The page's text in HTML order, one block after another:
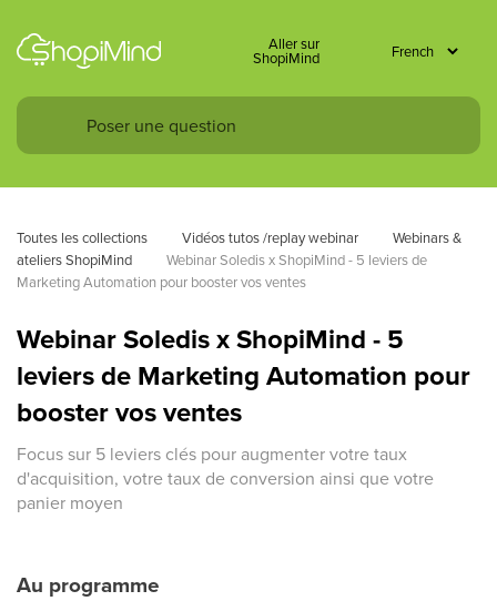
Aller sur
ShopiMind
Toutes les collections Vidéos tutos /replay webinar
Webinars &
ateliers ShopiMind
Webinar Soledis x ShopiMind - 5 leviers de
Marketing Automation pour booster vos ventes
Webinar Soledis x ShopiMind - 5
leviers de Marketing Automation pour
booster vos ventes
Focus sur 5 leviers clés pour augmenter votre taux
d'acquisition, votre taux de conversion ainsi que votre
panier moyen
Au programme